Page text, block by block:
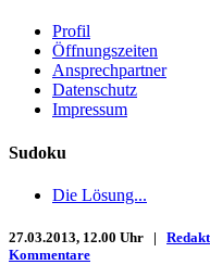
Profil
Öffnungszeiten
Ansprechpartner
Datenschutz
Impressum
Sudoku
Die Lösung...
27.03.2013, 12.00 Uhr |
Kommentare